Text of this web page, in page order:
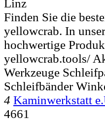
Linz
Finden Sie die
yellowcrab. In
hochwertige
yellowcrab.tools/
Werkzeuge
Schleifbänder
4 Kaminwerkstatt
4661